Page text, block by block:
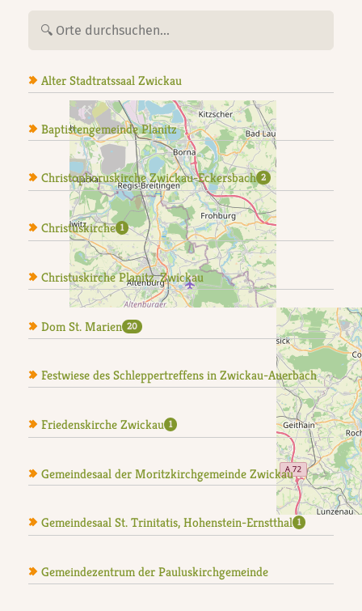
Alter Stadtratssaal Zwickau
Baptistengemeinde Planitz
Christophoruskirche Zwickau-Eckersbach 2
Christuskirche 1
Christuskirche Planitz, Zwickau
Dom St. Marien 20
Festwiese des Schleppertreffens in Zwickau-Auerbach
Friedenskirche Zwickau 1
Gemeindesaal der Moritzkirchgemeinde Zwickau
Gemeindesaal St. Trinitatis, Hohenstein-Ernstthal 1
Gemeindezentrum der Pauluskirchgemeinde